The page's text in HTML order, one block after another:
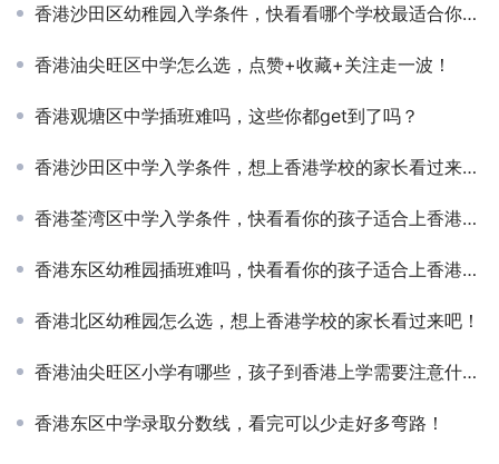
香港沙田区幼稚园入学条件，快看看哪个学校最适合你的孩子
香港油尖旺区中学怎么选，点赞+收藏+关注走一波！
香港观塘区中学插班难吗，这些你都get到了吗？
香港沙田区中学入学条件，想上香港学校的家长看过来吧！
香港荃湾区中学入学条件，快看看你的孩子适合上香港的学校吗？
香港东区幼稚园插班难吗，快看看你的孩子适合上香港的学校吗？
香港北区幼稚园怎么选，想上香港学校的家长看过来吧！
香港油尖旺区小学有哪些，孩子到香港上学需要注意什么？
香港东区中学录取分数线，看完可以少走好多弯路！